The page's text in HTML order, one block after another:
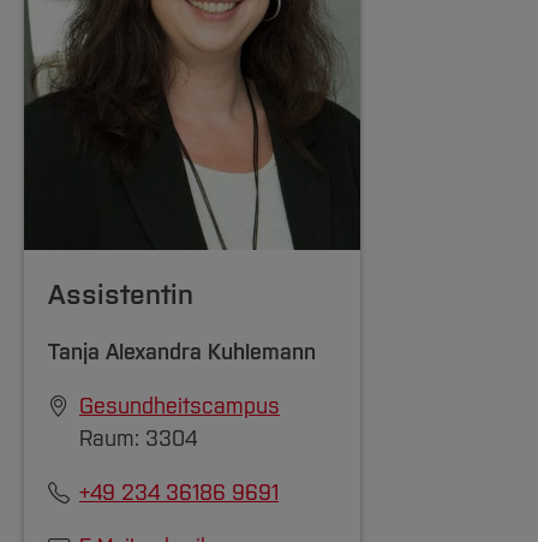
Assistentin
Tanja Alexandra Kuhlemann
Gesundheitscampus
Raum: 3304
+49 234 36186 9691